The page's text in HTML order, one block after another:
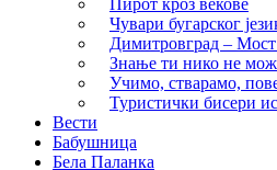
Пирот кроз векове
Чувари бугарског
Димитровград – Мост
Знање ти нико не
Учимо, стварамо,
Туристички бисери
Вести
Бабушница
Бела Паланка